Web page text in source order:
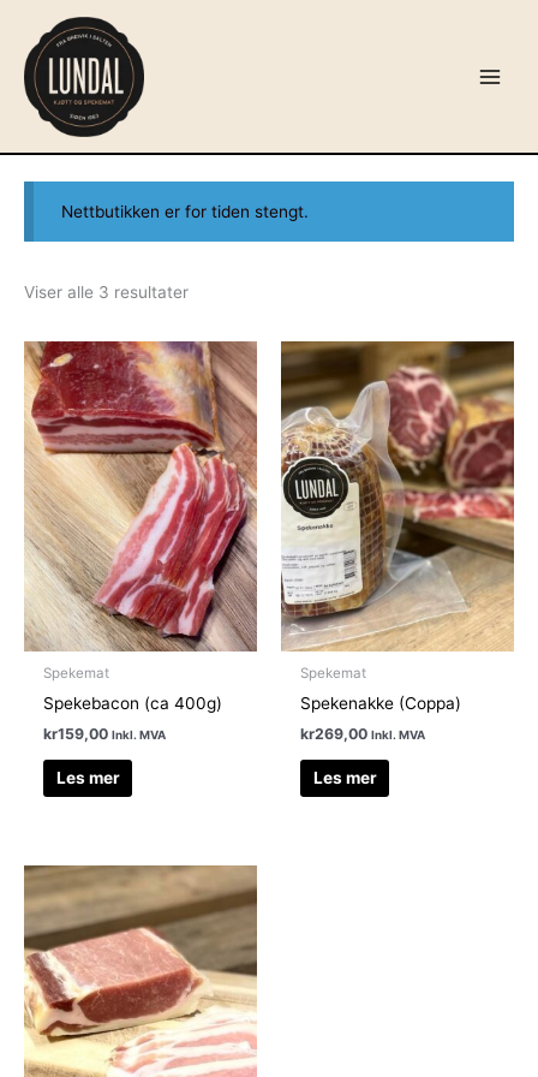
innholdet
Nettbutikken er for tiden stengt.
Viser alle 3 resultater
Spekemat
Spekebacon (ca 400g)
kr159,00 Inkl. MVA
Les mer
Spekemat
Spekenakke (Coppa)
kr269,00 Inkl. MVA
Les mer